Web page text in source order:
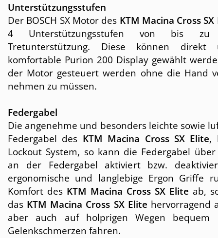
Unterstützungsstufen
Der BOSCH SX Motor des KTM Macina Cross
4 Unterstützungsstufen von bis
Tretunterstützung. Diese können
komfortable Purion 200 Display gewählt
der Motor gesteuert werden ohne die Hand
nehmen zu müssen.
Federgabel
Die angenehme und besonders leichte sowie
Federgabel des KTM Macina Cross SX Elite,
Lockout System, so kann die Federgabel
an der Federgabel aktiviert bzw.
ergonomische und langlebige Ergon Griffe
Komfort des KTM Macina Cross SX Elite ab,
das KTM Macina Cross SX Elite hervorragend
aber auch auf holprigen Wegen bequem
Gelenkschmerzen fahren.